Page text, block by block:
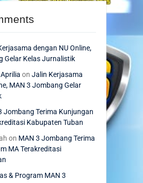
dengan NU Online,
Gelar Kelas Jurnalistik
on Jalin Kerjasama
MAN 3 Jombang Gelar
Jombang Terima Kunjungan
Kabupaten Tuban
on MAN 3 Jombang Terima
MA Terakreditasi
& Program MAN 3